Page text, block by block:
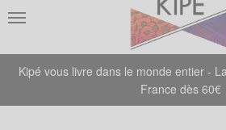
Kipé vous livre dans le monde entier -
France dès 60€